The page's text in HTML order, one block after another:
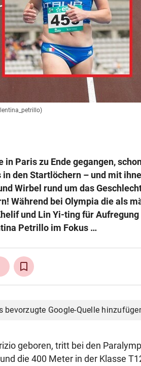
Paris zu Ende gegangen,
den Startlöchern – und mit
Wirbel rund um das
Während bei Olympia die als
und Lin Yi-ting für
Petrillo im Fokus …
bevorzugte Google-Quelle
geboren, tritt bei den
die 400 Meter in der Klasse